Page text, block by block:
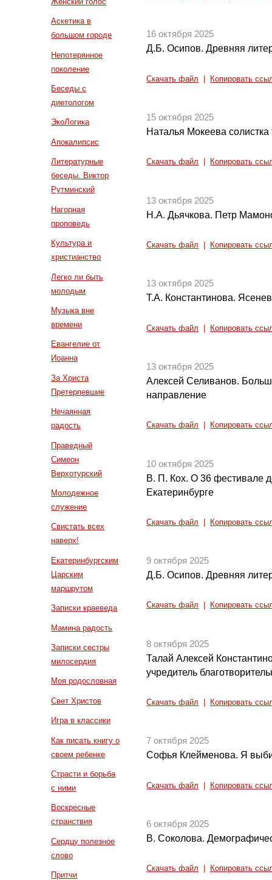
Аскетика в
большом городе
Непотерянное
поколение
Беседы с
диетологом
ЭкоЛогика
Апокалипсис
Литературные
беседы. Виктор
Рутминский
Нагорная
проповедь
Культура и
христианство
Легко ли быть
молодым
Музыка вне
времени
Евангелие от
Иоанна
За Христа
Претерпевшие
Нечаянная
радость
Праведный
Симеон
Верхотурский
Молодежное
служение
Свистать всех
наверх!
Екатеринбургским
Царским
маршрутом
Записки краеведа
Мамина радость
Записки сестры
милосердия
Моя родословная
Свет Христов
Игра в классики
Как писать книгу о
своем ребенке
Страсти и борьба
с ними
Воскресные
странствия
Сердцу полезное
слово
Притчи
16 октября 2025
Д.Б. Осипов. Древняя
Скачать файл Копировать
15 октября 2025
Наталья Мокеева
Скачать файл Копировать
13 октября 2025
Н.А. Дьячкова. Петр
Скачать файл Копировать
13 октября 2025
Т.А. Константинова.
Скачать файл Копировать
13 октября 2025
Алексей Селиванов.
направление
Скачать файл Копировать
10 октября 2025
В. П. Кох. О 36 фестивале
Екатеринбурге
Скачать файл Копировать
9 октября 2025
Д.Б. Осипов. Древняя
Скачать файл Копировать
8 октября 2025
Талай Алексей
учредитель
Скачать файл Копировать
7 октября 2025
Софья Клейменова. Я
Скачать файл Копировать
6 октября 2025
В. Соколова.
Скачать файл Копировать